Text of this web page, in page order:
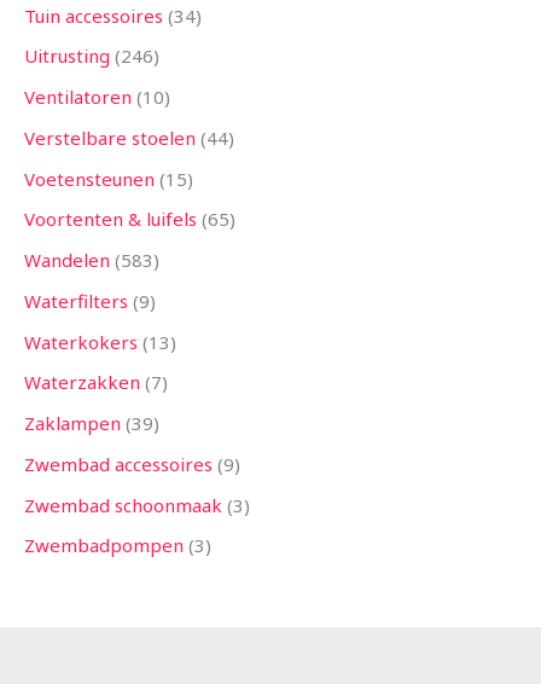
Tuin accessoires 34
Uitrusting 246
Ventilatoren 10
Verstelbare stoelen 44
Voetensteunen 15
Voortenten & luifels 65
Wandelen 583
Waterfilters 9
Waterkokers 13
Waterzakken 7
Zaklampen 39
Zwembad accessoires 9
Zwembad schoonmaak 3
Zwembadpompen 3